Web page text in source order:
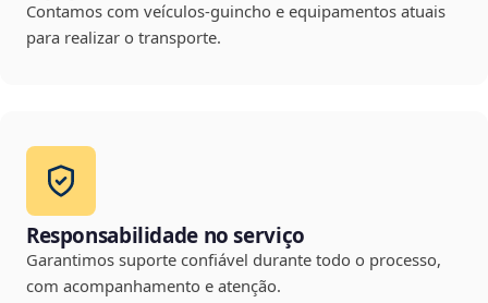
Contamos com veículos-guincho e equipamentos atuais
para realizar o transporte.
Responsabilidade no serviço
Garantimos suporte confiável durante todo o processo,
com acompanhamento e atenção.